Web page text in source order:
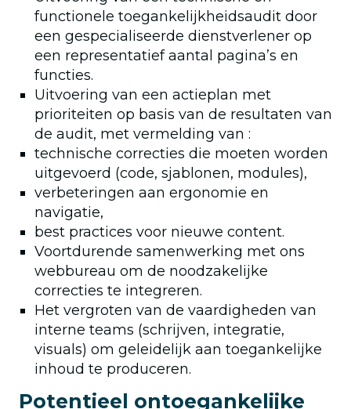
functionele toegankelijkheidsaudit door
een gespecialiseerde dienstverlener op
een representatief aantal pagina’s en
functies.
Uitvoering van een actieplan met
prioriteiten op basis van de resultaten van
de audit, met vermelding van :
technische correcties die moeten worden
uitgevoerd (code, sjablonen, modules),
verbeteringen aan ergonomie en
navigatie,
best practices voor nieuwe content.
Voortdurende samenwerking met ons
webbureau om de noodzakelijke
correcties te integreren.
Het vergroten van de vaardigheden van
interne teams (schrijven, integratie,
visuals) om geleidelijk aan toegankelijke
inhoud te produceren.
Potentieel ontoegankelijke